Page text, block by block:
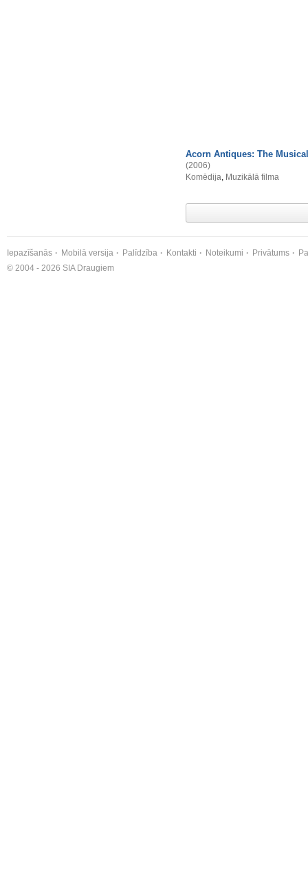
Acorn Antiques: The Musical
(2006)
Komēdija, Muzikālā filma
Iepazīšanās Mobilā versija Palīdzība Kontakti Noteikumi Privātums
© 2004 - 2026 SIA Draugiem